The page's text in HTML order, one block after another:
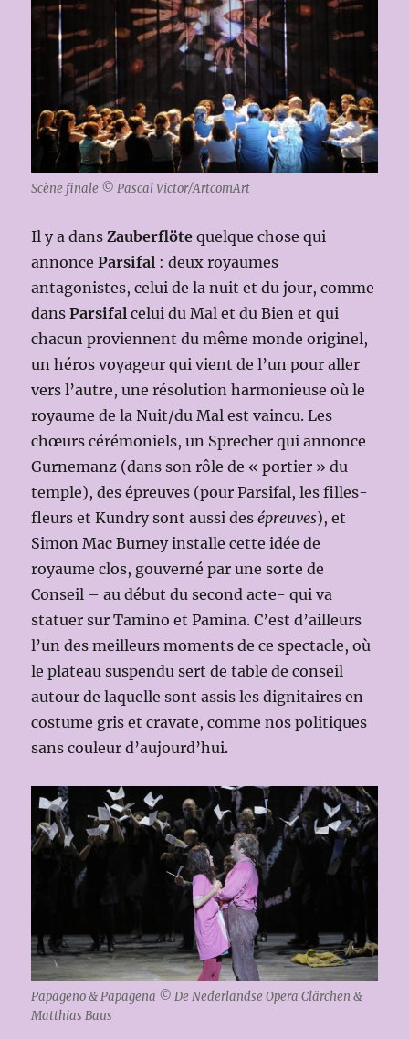
Scène finale © Pascal Victor/ArtcomArt
Il y a dansZauberflöte quelque chose qui
annonceParsifal : deux royaumes
antagonistes, celui de la nuit et du jour, comme
dansParsifalcelui du Mal et du Bien et qui
chacun proviennent du même monde originel,
un héros voyageur qui vient de l’un pour aller
vers l’autre, une résolution harmonieuse où le
royaume de la Nuit/du Mal est vaincu. Les
chœurs cérémoniels, un Sprecher qui annonce
Gurnemanz (dans son rôle de « portier » du
temple), des épreuves (pour Parsifal, les filles-
fleurs et Kundry sont aussi desépreuves), et
Simon Mac Burney installe cette idée de
royaume clos, gouverné par une sorte de
Conseil – au début du second acte- qui va
statuer sur Tamino et Pamina. C’est d’ailleurs
l’un des meilleurs moments de ce spectacle, où
le plateau suspendu sert de table de conseil
autour de laquelle sont assis les dignitaires en
costume gris et cravate, comme nos politiques
sans couleur d’aujourd’hui.
Papageno & Papagena © De Nederlandse Opera Clärchen &
Matthias Baus